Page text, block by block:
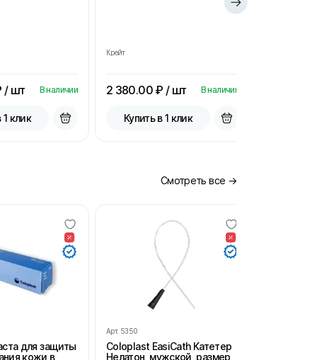
/ шт В наличии
1 клик
Крейт
2 380.00₽ / шт В наличии
Купить в 1 клик
Смотреть все →
для защиты
кожи в
Арт. 5350
Coloplast EasiCath Катетер
Нелатон, мужской, размер